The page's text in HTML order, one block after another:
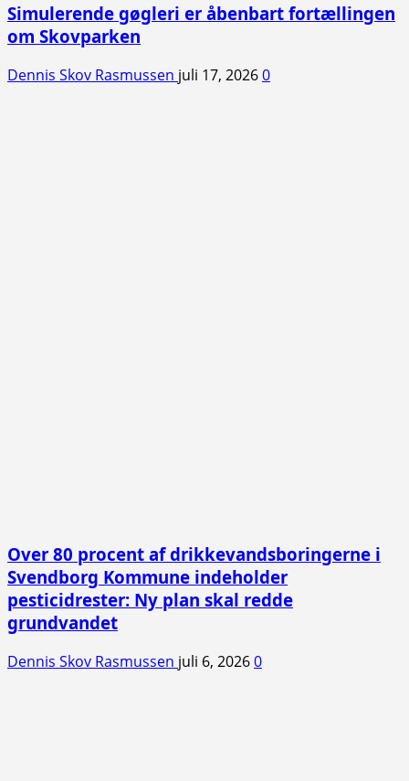
Simulerende gøgleri er åbenbart fortællingen
om Skovparken
Dennis Skov Rasmussen juli 17, 20260
Over 80 procent af drikkevandsboringerne i
Svendborg Kommune indeholder
pesticidrester: Ny plan skal redde
grundvandet
Dennis Skov Rasmussen juli 6, 20260